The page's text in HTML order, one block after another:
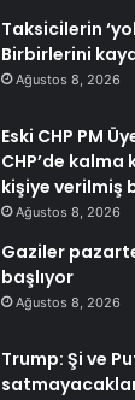
Taksicilerin
Birbirlerini
Ağustos 8, 2026
Eski CHP PM
CHP’de
kişiye verilmiş
Ağustos 8, 2026
Gaziler
başlıyor
Ağustos 8, 2026
Trump: Şi ve